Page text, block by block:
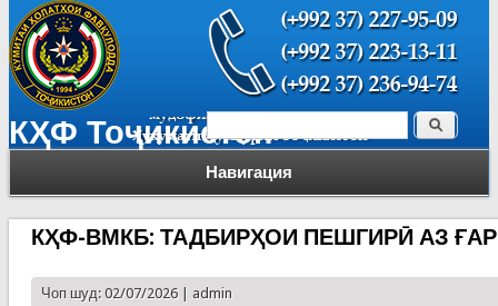
КҲФ Тоҷикистон
Навигация
Форма поиска Поиск
КҲФ-ВМКБ: ТАДБИРҲОИ ПЕШГИРӢ АЗ
Чоп шуд: 02/07/2026 | admin